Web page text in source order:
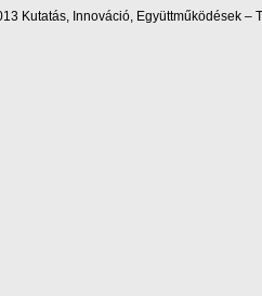
Kutatás, Innováció, Együttműködések